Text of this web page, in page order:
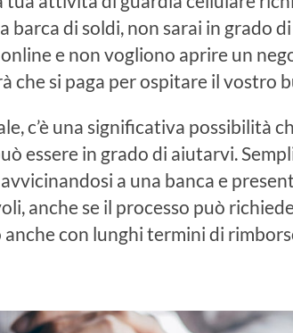
barca di soldi, non sarai in grado
e non vogliono aprire un
che si paga per ospitare il vostro
c’è una significativa possibilità
essere in grado di aiutarvi.
a una banca e
anche se il processo può
con lunghi termini di